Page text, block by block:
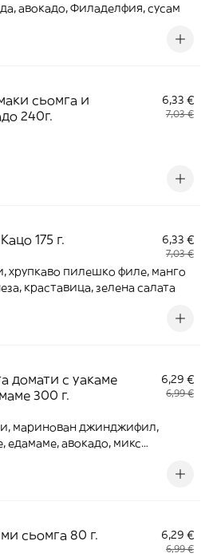
авокадо, Филаделфия, сусам
сьомга и
240г.
6,33 €
7,03 €
175 г. 6,33 €
7,03 €
хрупкаво пилешко филе, манго
краставица, зелена салата
домати с уакаме
300 г.
6,29 €
6,99 €
маринован джинджифил,
едамаме, авокадо, микс
сьомга 80 г. 6,29 €
6,99 €